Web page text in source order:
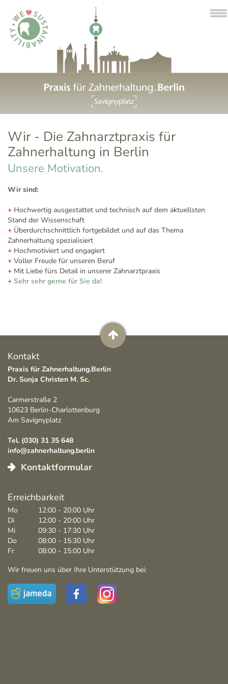
Wir - Die Zahnarztpraxis für
Zahnerhaltung in Berlin
Unsere Motivation.
Wir sind:
+ Hochwertig ausgestattet und technisch auf dem aktuellsten
Stand der Wissenschaft
+ Überdurchschnittlich fortgebildet und auf das Thema
Zahnerhaltung spezialisiert
+ Hochmotiviert und engagiert
+ Voller Freude für unseren Beruf
+ Mit Liebe fürs Detail in unserer Zahnarztpraxis
+ Sehr sehr gerne für Sie da!
Kontakt
Praxis für Zahnerhaltung.Berlin
Dr. Sunja Christen M. Sc.
Carmerstraße 2
10623 Berlin-Charlottenburg
Am Savignyplatz
Tel. (030) 31 35 648
info@zahnerhaltung.berlin
Kontaktformular
Erreichbarkeit
Mo
12:00 - 20:00 Uhr
Di
12:00 - 20:00 Uhr
Mi
09:30 - 17:30 Uhr
Do
08:00 - 15:30 Uhr
Fr
08:00 - 15:00 Uhr
Wir freuen uns über Ihre Unterstützung bei: